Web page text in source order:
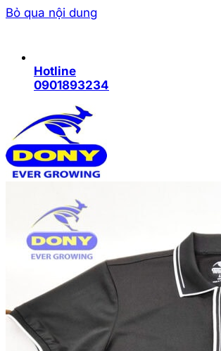
Bỏ qua nội dung
Hotline
0901893234
Dịch vụ